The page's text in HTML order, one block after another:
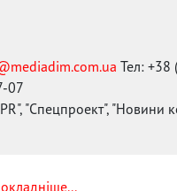
Тел:
07
"Спецпроект", "Новини